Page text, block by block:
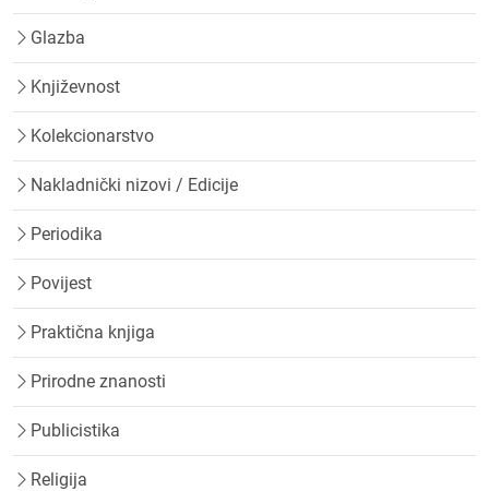
Glazba
Književnost
Kolekcionarstvo
Nakladnički nizovi / Edicije
Periodika
Povijest
Praktična knjiga
Prirodne znanosti
Publicistika
Religija